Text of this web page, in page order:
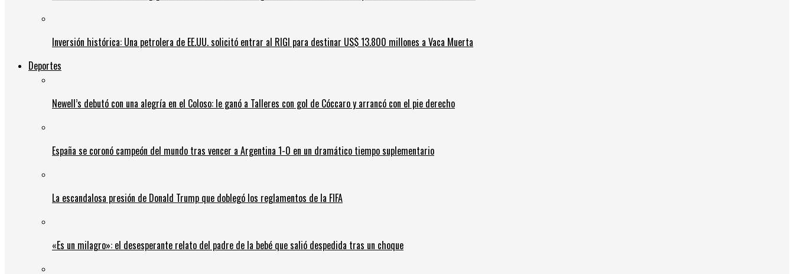
Inversión histórica: Una petrolera de EE.UU. solicitó entrar al RIGI para destinar US$ 13.800 millones a Vaca Muerta
Deportes
Newell’s debutó con una alegría en el Coloso: le ganó a Talleres con gol de Cóccaro y arrancó con el pie derecho
España se coronó campeón del mundo tras vencer a Argentina 1-0 en un dramático tiempo suplementario
La escandalosa presión de Donald Trump que doblegó los reglamentos de la FIFA
«Es un milagro»: el desesperante relato del padre de la bebé que salió despedida tras un choque